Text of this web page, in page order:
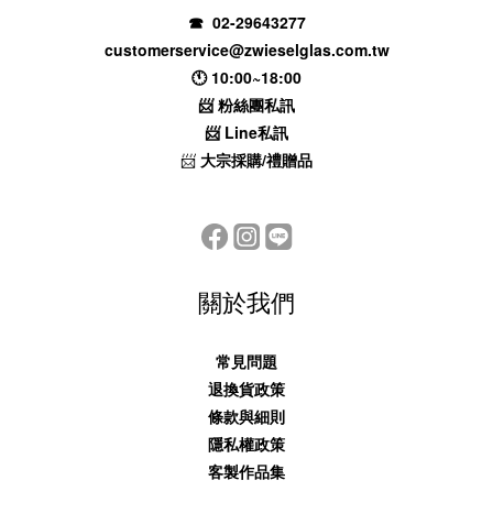
☎ 02-29643277
customerservice@zwieselglas.com.tw
🕚 10:00~18:00
📨粉絲團私訊
📨 Line私訊
📨 大宗採購/禮贈品
關於我們
常見問題
退換貨政策
條款與細則
隱私權政策
客製作品集